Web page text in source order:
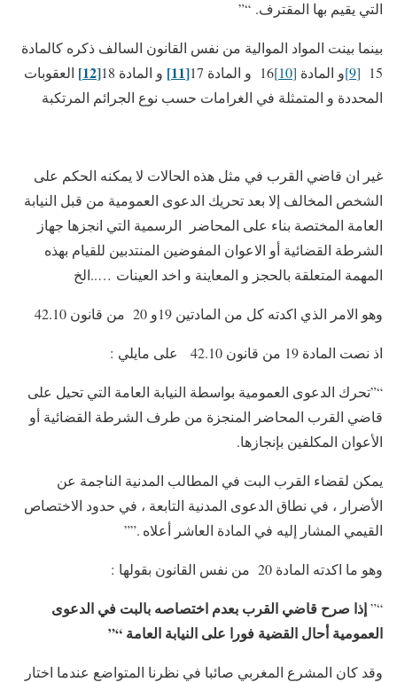
التي يقيم بها المقترف. “”
بينما بينت المواد الموالية من نفس القانون السالف ذكره كالمادة
15
[9] و المادة [10] 16 و المادة 17 [11] و المادة 18 [12]
العقوبات
المحددة و المتمثلة في الغرامات حسب نوع الجرائم المرتكبة
غير ان قاضي القرب في مثل هذه الحالات لا يمكنه الحكم على
الشخص المخالف إلا بعد تحريك الدعوى العمومية من قبل النيابة
العامة المختصة بناء على المحاضر الرسمية التي انجزها جهاز
الشرطة القضائية أو الاعوان المفوضين المنتدبين للقيام بهذه
المهمة المتعلقة بالحجز و المعاينة و اخد العينات …..الخ
وهو الامر الذي اكدته كل من المادتين 19و 20 من قانون 42.10
اذ نصت المادة 19 من قانون 42.10 على مايلي :
“”تحرك الدعوى العمومية بواسطة النيابة العامة التي تحيل على
قاضي القرب المحاضر المنجزة من طرف الشرطة القضائية أو
الأعوان المكلفين بإنجازها.
يمكن لقضاء القرب البت في المطالب المدنية الناجمة عن
الأضرار ، في نطاق الدعوى المدنية التابعة ، في حدود الاختصاص
القيمي المشار إليه في المادة العاشر أعلاه .””
وهو ما اكدته المادة 20 من نفس القانون بقولها :
“”إذا صرح قاضي القرب بعدم اختصاصه بالبت في الدعوى
العمومية أحال القضية فورا على النيابة العامة “”
وقد كان المشرع المغربي صائبا في نظرنا المتواضع عندما اختار